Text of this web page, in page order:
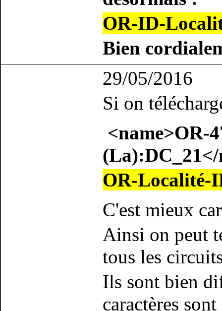
OR-ID-
Bien
29/05/2016
Si on
<name>OR-
(La):DC_21</
OR-Localité-
C'est mieux
Ainsi on peut
tous les
Ils sont bien
caractères